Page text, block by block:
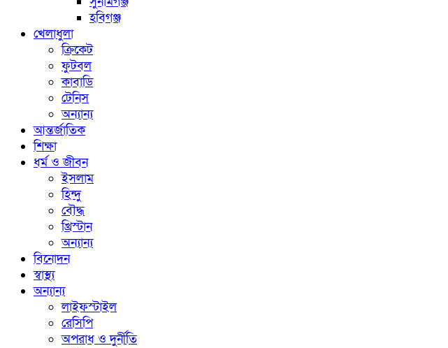
হবিগঞ্জ
খেলাধুলা
ক্রিকেট
ফুটবল
কাবাডি
টেনিস
অন্যান্য
আন্তর্জাতিক
শিক্ষা
ধর্ম ও জীবন
ইসলাম
হিন্দু
বৌদ্ধ
খ্রিস্টান
অন্যান্য
বিনোদন
স্বাস্থ্য
অন্যান্য
লাইফস্টাইল
রেসিপি
অপরাধ ও দুর্নীতি